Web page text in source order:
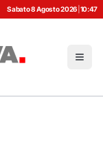
Sabato 8 Agosto 2026 10:47